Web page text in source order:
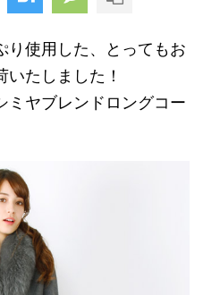
り使用した、とってもお
たしました！
ヤブレンドロングコー